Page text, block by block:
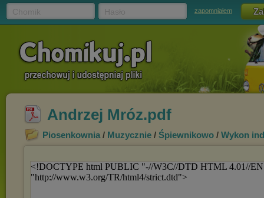
zapomniałem
Andrzej Mróz.pdf
Piosenkownia / Muzycznie / Śpiewnikowo / Wykon